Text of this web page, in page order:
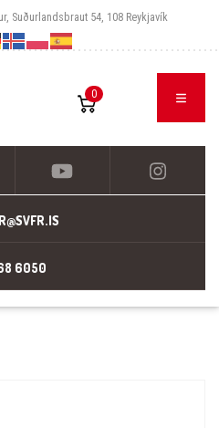
Suðurlandsbraut 54, 108 Reykjavík
0
6050